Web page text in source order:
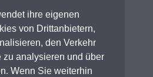
ihre eigenen
von Drittanbietern,
den Verkehr
zu analysieren und über
Wenn Sie weiterhin
694 5811